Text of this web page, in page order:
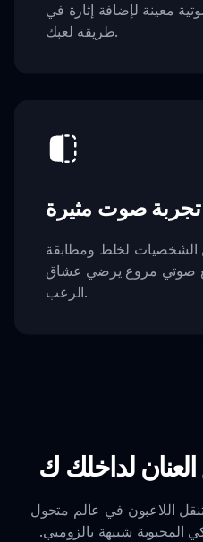
معينة لإضافة إثارة في
طريقة لعبك.
تجربة صوت مثيرة
لخلط ومطابقة
صوتي مروع يرضي عشاق
الرعب.
اللاعبون في عالم متحول
شبيهة بالزومبي.